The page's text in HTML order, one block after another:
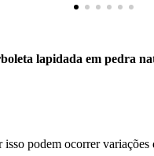
lapidada em pedra
podem ocorrer